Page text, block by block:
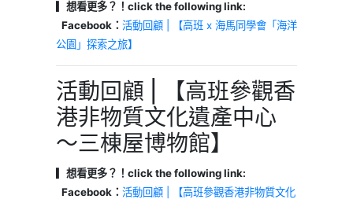
▎想看更多？！click the following link:
Facebook： 活動回顧 | 【高班 x 海馬同學會「海洋
公園」探索之旅】
活動回顧 | 【高班參觀香
港非物質文化遺產中心
～三棟屋博物館】
▎想看更多？！click the following link:
Facebook： 活動回顧 | 【高班參觀香港非物質文化